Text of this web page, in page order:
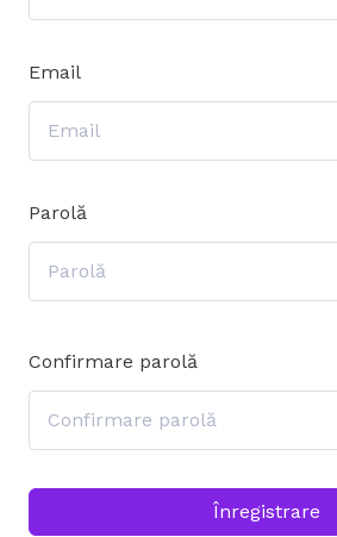
Email
Parolă
Confirmare parolă
Înregistrare